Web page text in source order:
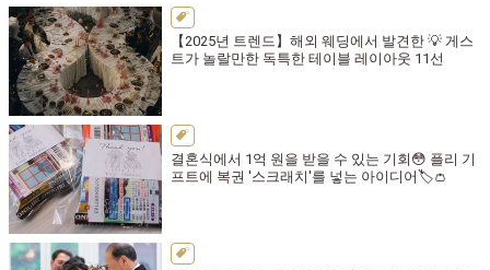
【2025년 트렌드】해외 웨딩에서 발견한 💡 게스
트가 놀랄만한 독특한 테이블 레이아웃 11선
결혼식에서 1억 원을 받을 수 있는 기회😳 플리 기
프트에 복권 '스크래치'를 넣는 아이디어🏷️👛